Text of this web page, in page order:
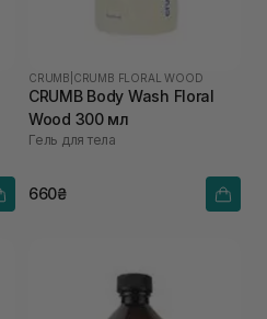
CRUMB CRUMB FLORAL WOOD
CRUMB Body Wash Floral
Wood 300 мл
Гель для тела
660₴